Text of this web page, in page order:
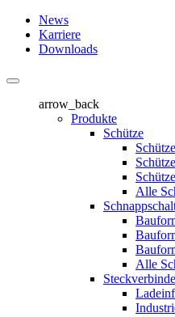
News
Karriere
Downloads
arrow_back
Produkte
Schütze
Alle
Alle